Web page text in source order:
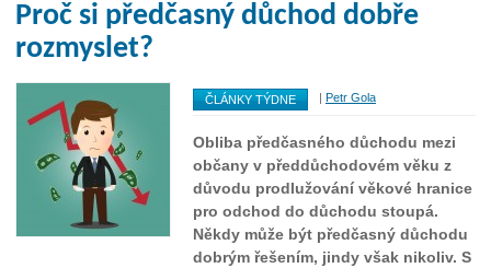
Proč si předčasný důchod dobře
rozmyslet?
ČLÁNKY TÝDNE Petr Gola
Obliba předčasného důchodu mezi
občany v předdůchodovém věku z
důvodu prodlužování věkové hranice
pro odchod do důchodu stoupá.
Někdy může být předčasný důchodu
dobrým řešením, jindy však nikoliv. S